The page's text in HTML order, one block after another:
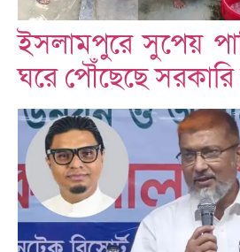
ইসলামপুরে সুপেয়
ঘরে পৌঁছেছে